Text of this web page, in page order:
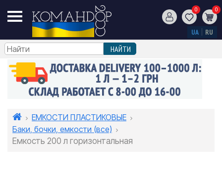
0 0
UA RU
ЕМКОСТИ ПЛАСТИКОВЫЕ
Баки, бочки, емкости (все)
Емкость 200 л горизонтальная